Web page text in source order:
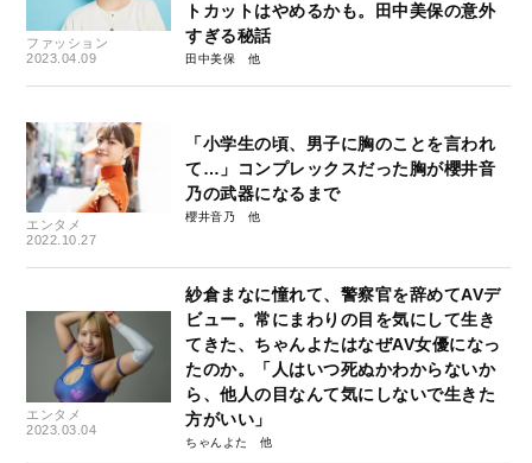
ファッション
2023.04.09
トカットはやめるかも。田中美保の意外
すぎる秘話
田中美保
エンタメ
2022.10.27
「小学生の頃、男子に胸のことを言われ
て…」コンプレックスだった胸が櫻井音
乃の武器になるまで
櫻井音乃
エンタメ
2023.03.04
紗倉まなに憧れて、警察官を辞めてAVデ
ビュー。常にまわりの目を気にして生き
てきた、ちゃんよたはなぜAV女優になっ
たのか。「人はいつ死ぬかわからないか
ら、他人の目なんて気にしないで生きた
方がいい」
ちゃんよた